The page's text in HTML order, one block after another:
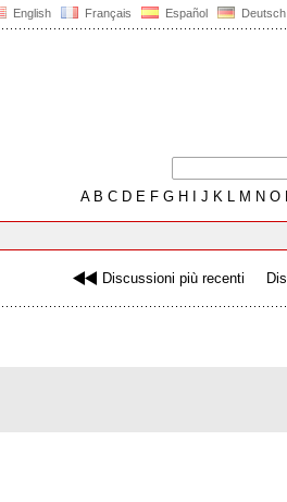
English Français Español Deutsch
AB C D E F G H J K L M N O
Discussioni più recenti